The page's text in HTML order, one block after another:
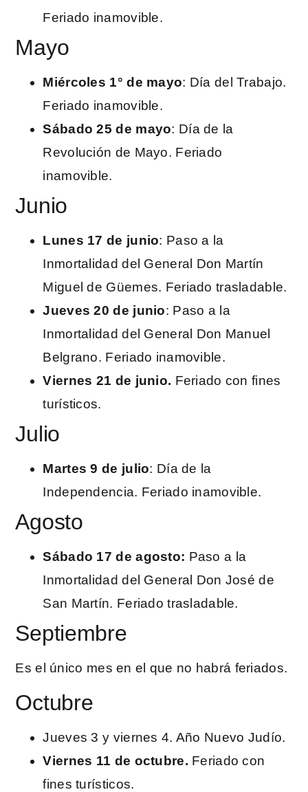
Feriado inamovible.
Mayo
Miércoles 1° de mayo: Día del Trabajo.
Feriado inamovible.
Sábado 25 de mayo: Día de la
Revolución de Mayo. Feriado
inamovible.
Junio
Lunes 17 de junio: Paso a la
Inmortalidad del General Don Martín
Miguel de Güemes. Feriado trasladable.
Jueves 20 de junio: Paso a la
Inmortalidad del General Don Manuel
Belgrano. Feriado inamovible.
Viernes 21 de junio. Feriado con fines
turísticos.
Julio
Martes 9 de julio: Día de la
Independencia. Feriado inamovible.
Agosto
Sábado 17 de agosto: Paso a la
Inmortalidad del General Don José de
San Martín. Feriado trasladable.
Septiembre
Es el único mes en el que no habrá feriados.
Octubre
Jueves 3 y viernes 4. Año Nuevo Judío.
Viernes 11 de octubre. Feriado con
fines turísticos.